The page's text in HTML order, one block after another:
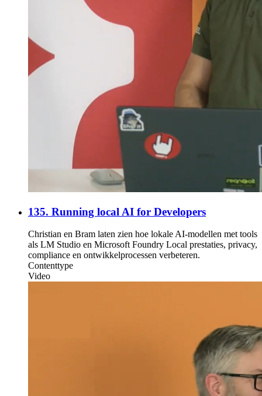
135. Running local AI for Developers
Christian en Bram laten zien hoe lokale AI-modellen met tools
als LM Studio en Microsoft Foundry Local prestaties, privacy,
compliance en ontwikkelprocessen verbeteren.
Contenttype
Video